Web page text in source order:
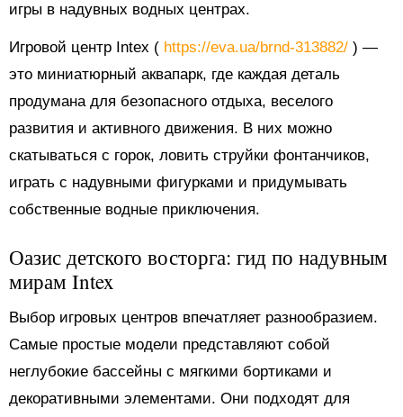
игры в надувных водных центрах.
Игровой центр Intex ( https://eva.ua/brnd-313882/ ) —
это миниатюрный аквапарк, где каждая деталь
продумана для безопасного отдыха, веселого
развития и активного движения. В них можно
скатываться с горок, ловить струйки фонтанчиков,
играть с надувными фигурками и придумывать
собственные водные приключения.
Оазис детского восторга: гид по надувным
мирам Intex
Выбор игровых центров впечатляет разнообразием.
Самые простые модели представляют собой
неглубокие бассейны с мягкими бортиками и
декоративными элементами. Они подходят для